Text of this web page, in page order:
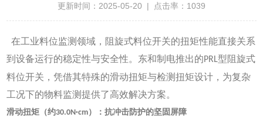
更新时间：2025-05-20 | 点击率：1039
在工业料位监测领域，阻旋式料位开关的扭矩性能直接关系
到设备运行的稳定性与安全性。东和制电推出的PRL型阻旋式
料位开关，凭借其特殊的滑动扭矩与检测扭矩设计，为复杂
工况下的物料监测提供了高效解决方案。
滑动扭矩（约30.0N·cm）：抗冲击防护的坚固屏障